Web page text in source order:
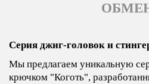
Серия джиг-головок и
Мы предлагаем уникальную
крючком "Коготь",